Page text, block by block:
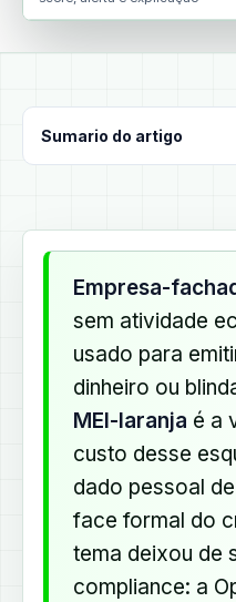
Sumario do artigo
Empresa-
sem atividade
usado para
dinheiro ou
MEI-laranja é a
custo desse
dado pessoal
face formal do
tema deixou de
compliance: a